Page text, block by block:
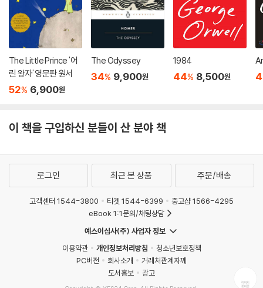
The Little Prince '어
린 왕자' 영문판 원서
52% 6,900원
The Odyssey
34% 9,900원
1984
44% 8,500원
이 책을 구입하신 분들이 산 분야 책
로그인 최근 본 상품 주문/배송
고객센터 1544-3800 티켓 1544-6399
중고샵 1566-4295
eBook 1:1문의/채팅상담
예스이십사(주) 사업자 정보
이용약관
개인정보처리방침
청소년보호정책
PC버전
회사소개
거래처관계자께
도서홍보
광고